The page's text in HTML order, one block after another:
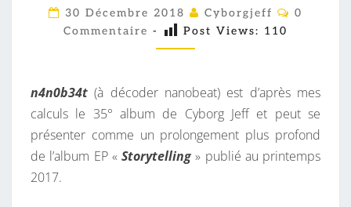
0
B
3
T
,
M
O
30 Décembre 2018 Cyborgjeff
C
A
I
R
E
0
Commentaire - Post Views: 110
n4n0b34t (à décoder nanobeat) est d’après mes
calculs le 35° album de Cyborg Jeff et peut se
présenter comme un prolongement plus profond
de l’album EP « Storytelling» publié au printemps
2017.